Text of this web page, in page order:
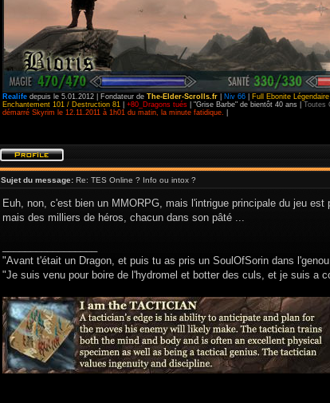
Realife depuis le 5.01.2012 | Fondateur de The-Elder-Scrolls.fr Niv 66
Full Ebonite
Enchantement 101 / Destruction 81
+80_Dragons tués | "Grise Barbe" de bientôt 40 ans | Toutes
démarré Skyrim le 12.11.2011 à 1h01 du matin, la minute fatidique.
Sujet du message: Re: TES Online ? Info ou intox ?
Euh, non, c'est bien un MMORPG, mais l'intrigue principale du jeu
mais des milliers de héros, chacun dans son pâté ...
"Avant t'était un Dragon, et puis tu as pris un SoulOfSorin dans
"Je suis venu pour boire de l'hydromel et botter des culs, et je suis a